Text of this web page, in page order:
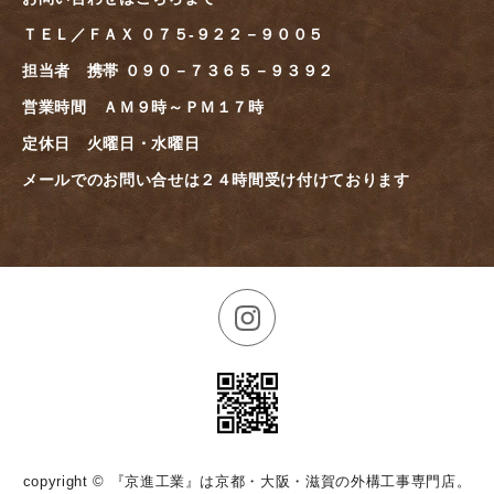
ＴＥＬ／ＦＡＸ ０７５-９２２－９００５
担当者 携帯 ０９０－７３６５－９３９２
営業時間 ＡＭ９時～ＰＭ１７時
定休日 火曜日・水曜日
メールでのお問い合せは２４時間受け付けております
copyright © 『京進工業』は京都・大阪・滋賀の外構工事専門店。